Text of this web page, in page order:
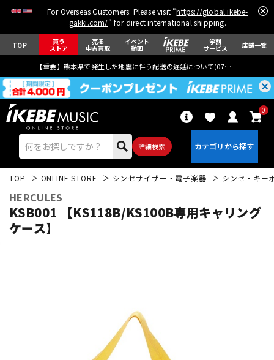
For Overseas Customers: Please visit "https://global.ikebe-
gakki.com/" for direct international shipping.
TOP 買う
ストア
売る
中古買取
イベント
動画
学割
サービス 店舗一覧
【重要】熊本県で発生した地震に伴う配送の遅延について(07月29日
詳細検索
0
TOP ONLINE STORE シンセサイザー・電子楽器 シンセ・キー
HERCULES
KSB001 【KS118B/KS100B専用キャリング
ケース】